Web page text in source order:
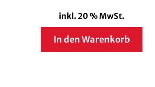
inkl. 20 % MwSt.
In den Warenkorb